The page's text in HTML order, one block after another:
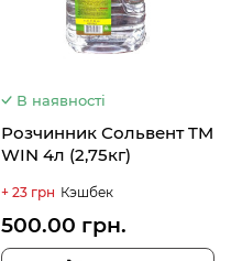
В наявності
Розчинник Сольвент TM
WIN 4л (2,75кг)
+ 23 грн Кэшбек
500.00 грн.